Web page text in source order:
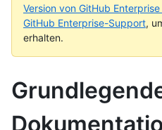
Version von GitHub
GitHub Enterprise-Support,
erhalten.